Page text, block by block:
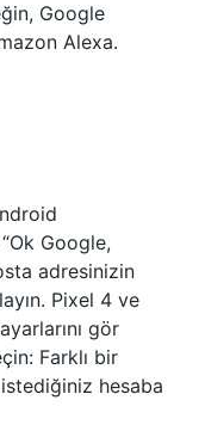
Google
Alexa.
Google,
adresinizin
Pixel 4 ve
gör
Farklı bir
hesaba